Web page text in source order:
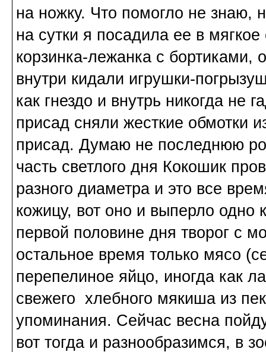
на ножку. Что помогло не знаю,
на сутки я посадила ее в
корзинка-лежанка с бортиками,
внутри кидали игрушки-
как гнездо и внутрь никогда не
присад сняли жесткие обмотки
присад. Думаю не последнюю
часть светлого дня Кокошик
разного диаметра и это все
кожицу, вот оно и выперло одно
первой половине дня творог с
остальное время только мясо
перепелиное яйцо, иногда как
свежего хлебного мякиша из
упоминания. Сейчас весна
вот тогда и разнообразимся, в